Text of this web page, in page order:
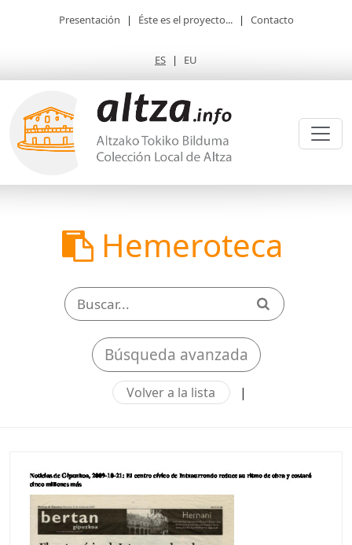
Presentación | Éste es el proyecto... | Contacto
ES | EU
Hemeroteca
Búsqueda avanzada
Volver a la lista |